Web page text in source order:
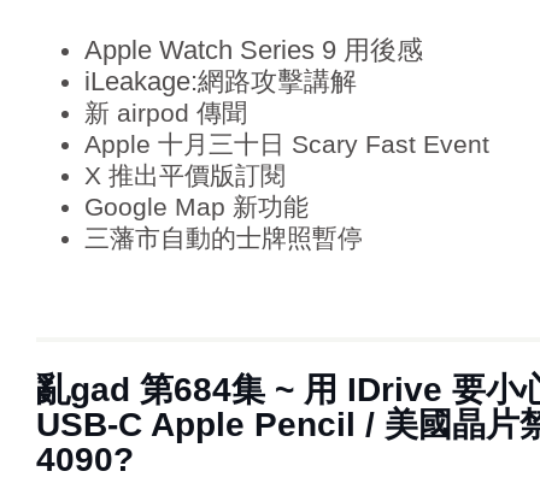
Apple Watch Series 9 用後感
iLeakage:網路攻擊講解
新 airpod 傳聞
Apple 十月三十日 Scary Fast Event
X 推出平價版訂閱
Google Map 新功能
三藩市自動的士牌照暫停
亂‌‌‌gad‌‌‌ ‌‌‌‌‌第‌‌‌684集 ~ 用 IDrive 要小
USB-C Apple Pencil / 美國晶片
4090?